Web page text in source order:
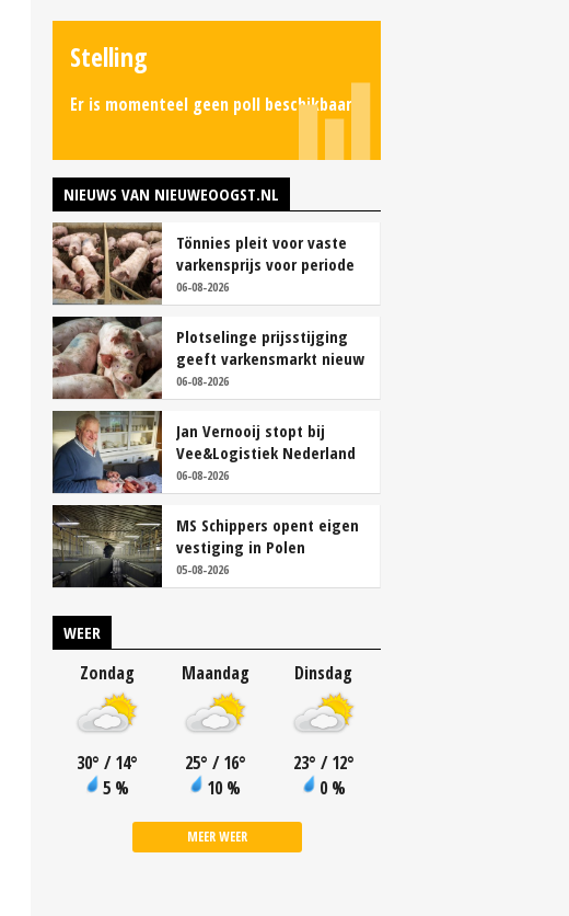
Stelling
Er is momenteel geen poll beschikbaar.
NIEUWS VAN NIEUWEOOGST.NL
Tönnies pleit voor vaste
varkensprijs voor periode
van zes maanden
06-08-2026
Plotselinge prijsstijging
geeft varkensmarkt nieuw
perspectief
06-08-2026
Jan Vernooij stopt bij
Vee&Logistiek Nederland
06-08-2026
MS Schippers opent eigen
vestiging in Polen
05-08-2026
WEER
Zondag
30° / 14°
5 %
Maandag
25° / 16°
10 %
Dinsdag
23° / 12°
0 %
MEER WEER